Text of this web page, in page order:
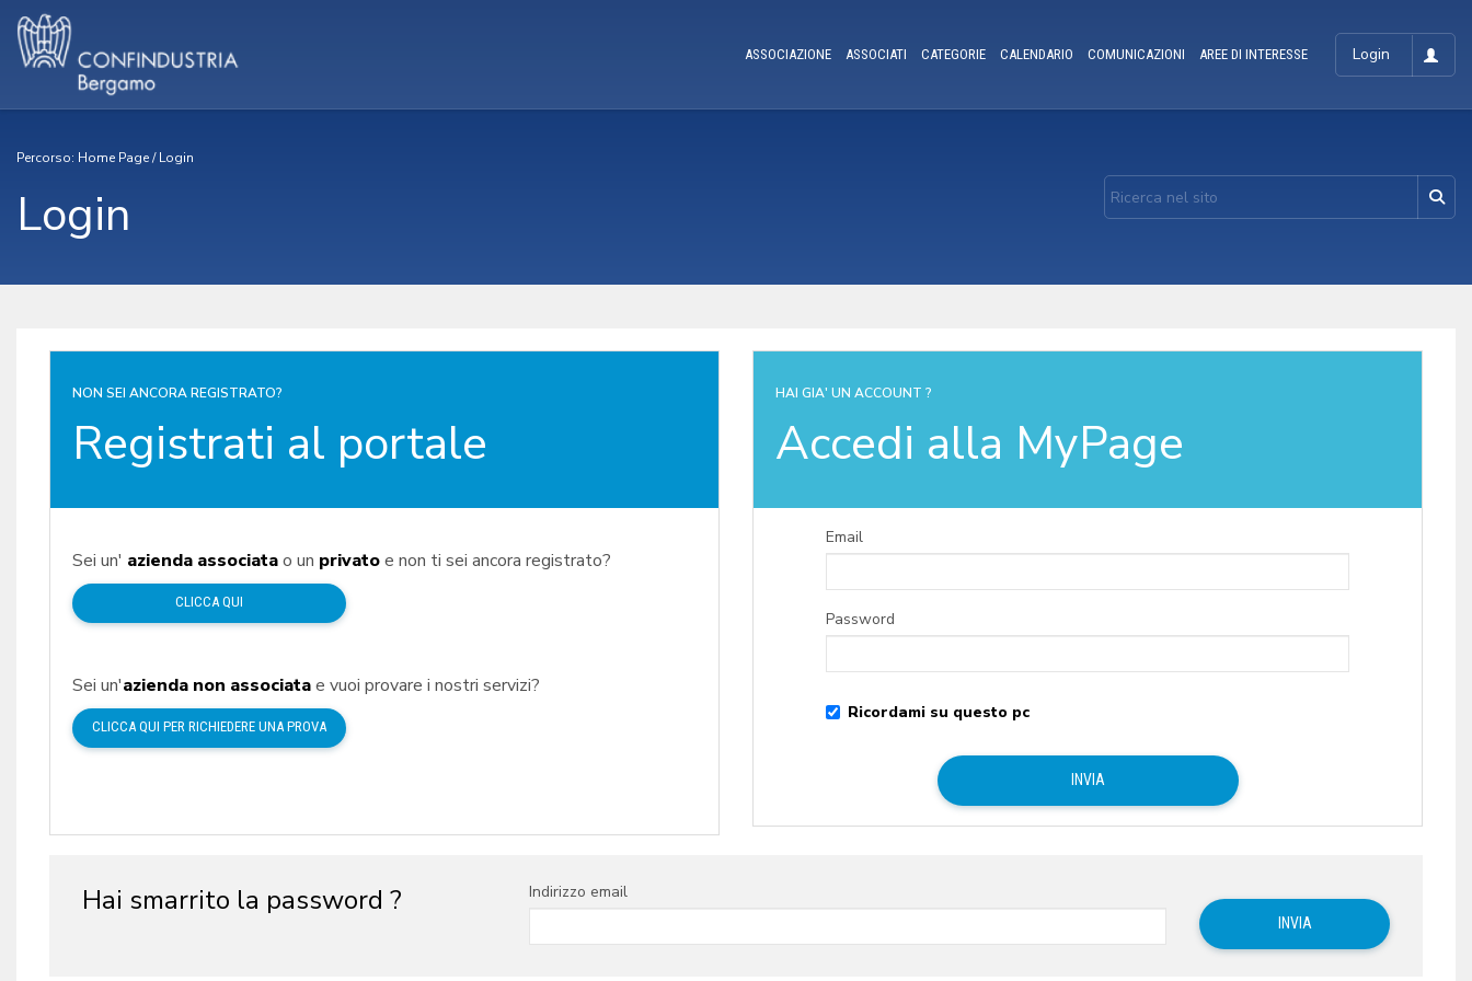
Login
ASSOCIAZIONE ASSOCIATI CATEGORIE CALENDARIO COMUNICAZIONI AREE DI INTERESSE
Percorso: Home Page/Login
Login
NON SEI ANCORA REGISTRATO?
Registrati al portale
Sei un' azienda associatao un privatoe non ti sei ancora registrato?
CLICCA QUI
Sei un'azienda non associatae vuoi provare i nostri servizi?
CLICCA QUI PER RICHIEDERE UNA PROVA
HAI GIA' UN ACCOUNT ?
Accedi alla MyPage
Email
Password
Ricordami su questo pc
Hai smarrito la password ? Indirizzo email